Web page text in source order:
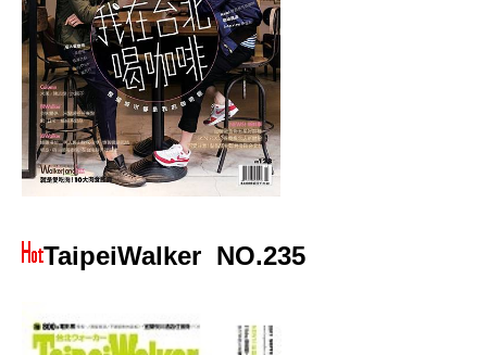
TaipeiWalker NO.235